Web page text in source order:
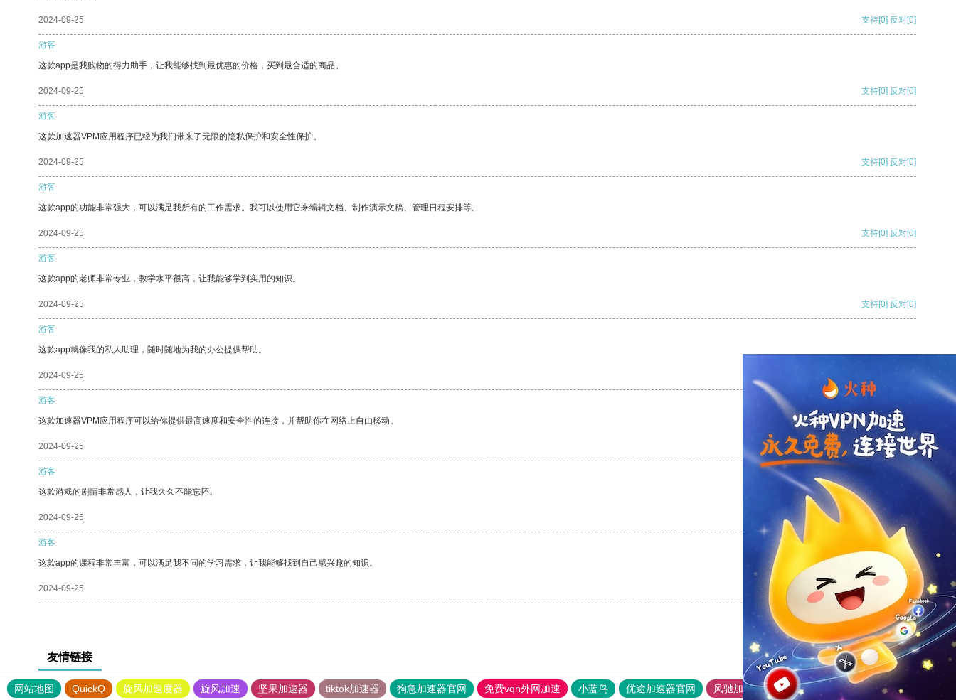
2024-09-25 支持[0] 反对[0]
游客
这款app是我购物的得力助手，让我能够找到最优惠的价格，买到最合适的商品。
2024-09-25 支持[0] 反对[0]
游客
这款加速器VPM应用程序已经为我们带来了无限的隐私保护和安全性保护。
2024-09-25 支持[0] 反对[0]
游客
这款app的功能非常强大，可以满足我所有的工作需求。我可以使用它来编辑文档、制作演示文稿、管理日程安排等。
2024-09-25 支持[0] 反对[0]
游客
这款app的老师非常专业，教学水平很高，让我能够学到实用的知识。
2024-09-25 支持[0] 反对[0]
游客
这款app就像我的私人助理，随时随地为我的办公提供帮助。
2024-09-25
游客
这款加速器VPM应用程序可以给你提供最高速度和安全性的连接，并帮助你在网络上自由移动。
2024-09-25 支持 [0] 反对[0]
游客
这款游戏的剧情非常感人，让我久久不能忘怀。
2024-09-25 支持[0] 反对
游客
这款app的课程非常丰富，可以满足我不同的学习需求，让我能够找到自己感兴趣的知识。
2024-09-25 支持[0] 反对[0]
友情链接
网站地图 QuickQ 旋风加速度器 旋风加速 坚果加速器 tiktok加速器 狗急加速器官网 免费vqn外网加速 小蓝鸟 优途加速器官网 风驰加速器 旋风加速器